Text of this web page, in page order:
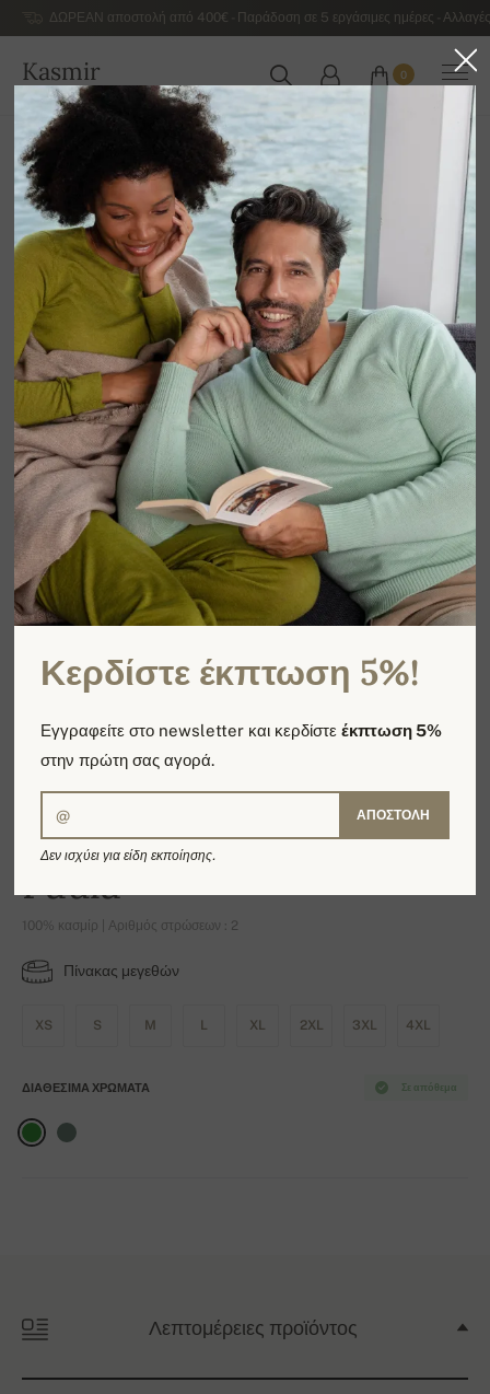
ΔΩΡΕΑΝ αποστολή από 400€ - Παράδοση σε 5 εργάσιμες ημέρες -
Kasmir
ΕΛΛΆΔΑ
0
Αρχική
Γυναικεία κασμιρένια πουλόβερ πολυτελείας
Γυναικεία κασμιρένια πουλόβερ με V λαιμόκοψη
Paula
100% κασμίρ | Αριθμός στρώσεων : 2
Πίνακας μεγεθών
XS S M L XL 2XL 3XL 4XL
Σε απόθεμα
ΔΙΑΘΈΣΙΜΑ ΧΡΏΜΑΤΑ
Λεπτομέρειες προϊόντος
Κερδίστε έκπτωση 5%!
Εγγραφείτε στο newsletter και κερδίστεέκπτωση 5%
στην πρώτη σας αγορά.
ΑΠΟΣΤΟΛΉ
Δεν ισχύει για είδη εκποίησης.